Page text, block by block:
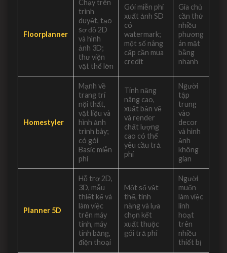
Floorplanner
Chạy trên
trình
duyệt, tạo
sơ đồ 2D
và hình
ảnh 3D;
thư viện
vật thể lớn
Gói miễn phí
xuất ảnh SD
có
watermark;
một số nâng
cấp cần mua
credit
Gia chủ
cần thử
nhiều
phương
án mặt
bằng
nhanh
Homestyler
Mạnh về
trang trí
nội thất,
vật liệu và
hình ảnh
trình bày;
có gói
Basic miễn
phí
Tính năng
nâng cao,
xuất bản vẽ
và render
chất lượng
cao có thể
yêu cầu trả
phí
Người
tập
trung
vào
decor
và hình
ảnh
không
gian
Planner 5D
Hỗ trợ 2D,
3D, mẫu
thiết kế và
làm việc
trên máy
tính, máy
tính bảng,
điện thoại
Một số vật
thể, tính
năng và lựa
chọn kết
xuất thuộc
gói trả phí
Người
muốn
làm việc
linh
hoạt
trên
nhiều
thiết bị